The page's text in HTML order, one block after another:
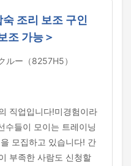
조리 보조 구인
조 가능＞
ルー（8257H5）
직업입니다!미경험이라
수들이 모이는 트레이닝
모집하고 있습니다! 간
부족한 사람도 신청할